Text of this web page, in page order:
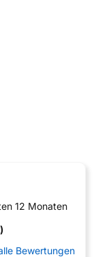
12 Monaten
Bewertungen